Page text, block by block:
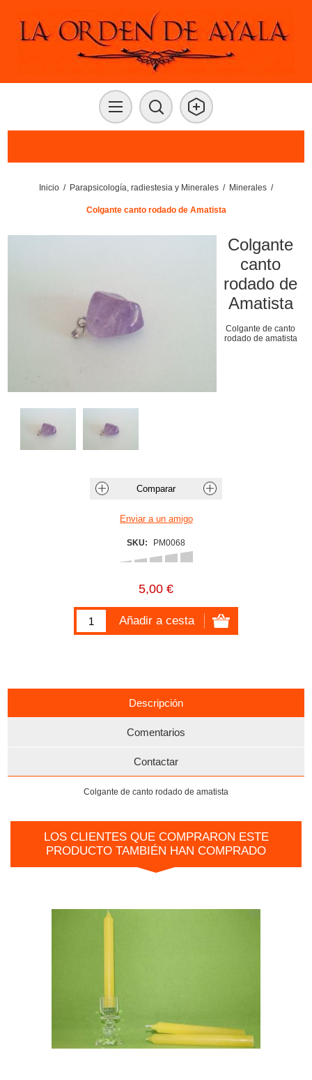
Inicio / Parapsicología, radiestesia y Minerales / Minerales /
Colgante canto rodado de Amatista
Colgante
canto
rodado de
Amatista
Colgante de canto
rodado de amatista
SKU: PM0068
5,00 €
Descripción
Comentarios
Contactar
Colgante de canto rodado de amatista
LOS CLIENTES QUE COMPRARON ESTE
PRODUCTO TAMBIÉN HAN COMPRADO